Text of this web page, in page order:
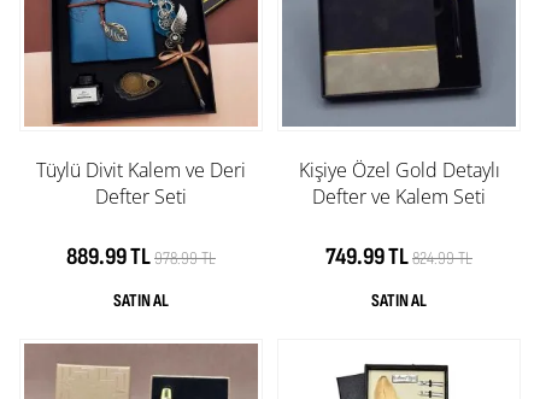
Tüylü Divit Kalem ve Deri
Defter Seti
889.99 TL978.99 TL
Kişiye Özel Gold Detaylı
Defter ve Kalem Seti
749.99 TL824.99 TL